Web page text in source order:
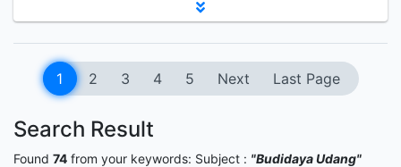
1 2 3 4 5 Next Last Page
Search Result
Found 74 from your keywords: Subject : "Budidaya Udang"